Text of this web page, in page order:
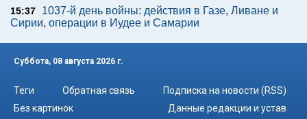
15:37
1037-й день войны: действия в Газе, Ливане и
Сирии, операции в Иудее и Самарии
Суббота, 08 августа 2026 г.
Теги Обратная связь
Подписка на новости (RSS)
Без картинок
Данные редакции и устав